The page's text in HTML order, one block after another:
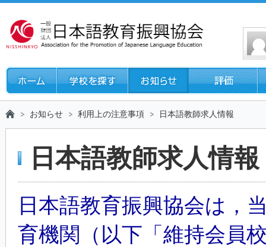
お知らせ 利用上の注意事項 日本語教師求人情報
日本語教師求人情報
日本語教育振興協会は，
育機関（以下「維持会員